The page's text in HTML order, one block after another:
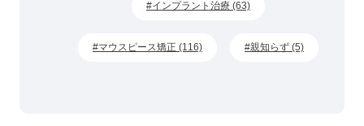
インプラント治療 (63)
マウスピース矯正 (116) 親知らず (5)